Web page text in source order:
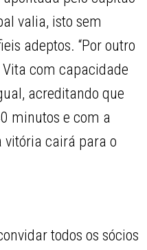
valia, isto sem
adeptos. “Por outro
Vita com capacidade
acreditando que
minutos e com a
vitória cairá para o
todos os sócios